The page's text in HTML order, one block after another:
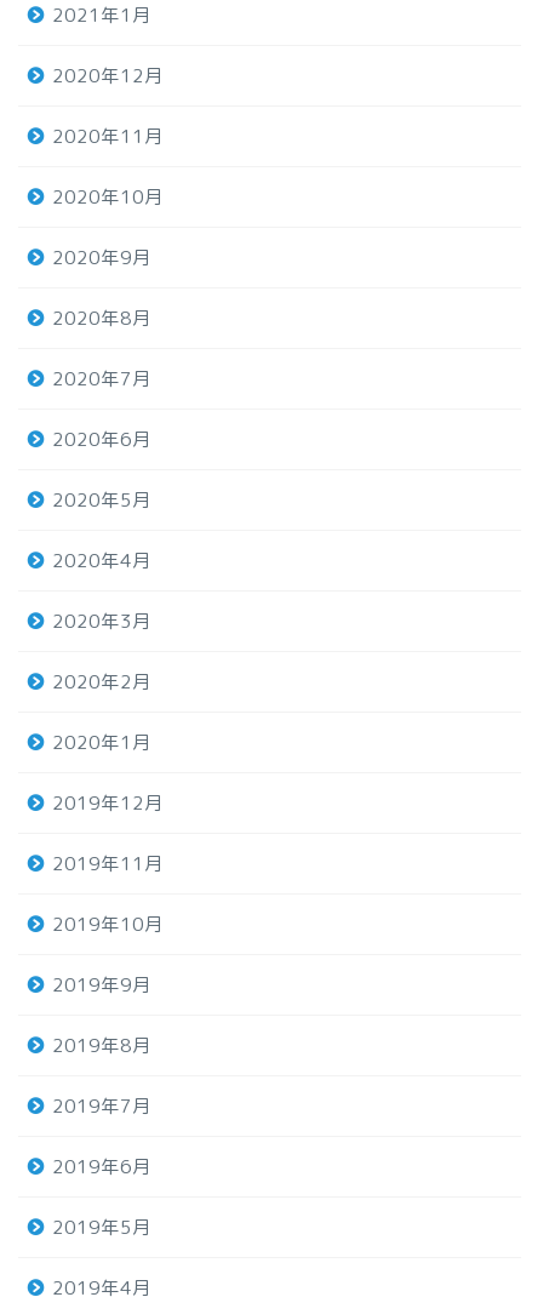
2021年1月
2020年12月
2020年11月
2020年10月
2020年9月
2020年8月
2020年7月
2020年6月
2020年5月
2020年4月
2020年3月
2020年2月
2020年1月
2019年12月
2019年11月
2019年10月
2019年9月
2019年8月
2019年7月
2019年6月
2019年5月
2019年4月